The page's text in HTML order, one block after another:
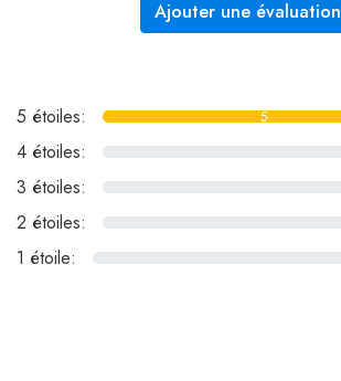
Ajouter une évaluation
5 étoiles: 5
4 étoiles:
3 étoiles:
2 étoiles:
1 étoile: